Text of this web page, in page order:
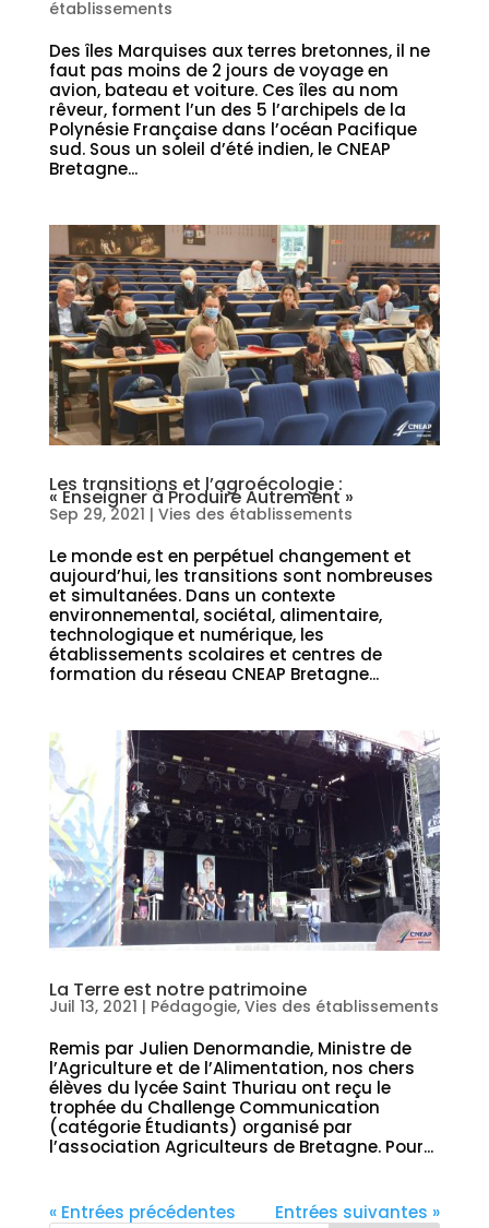
établissements
Des îles Marquises aux terres bretonnes, il ne
faut pas moins de 2 jours de voyage en
avion, bateau et voiture. Ces îles au nom
rêveur, forment l’un des 5 l’archipels de la
Polynésie Française dans l’océan Pacifique
sud. Sous un soleil d’été indien, le CNEAP
Bretagne...
Les transitions et l’agroécologie :
« Enseigner à Produire Autrement »
Sep 29, 2021 | Vies des établissements
Le monde est en perpétuel changement et
aujourd’hui, les transitions sont nombreuses
et simultanées. Dans un contexte
environnemental, sociétal, alimentaire,
technologique et numérique, les
établissements scolaires et centres de
formation du réseau CNEAP Bretagne...
La Terre est notre patrimoine
Juil 13, 2021 | Pédagogie, Vies des établissements
Remis par Julien Denormandie, Ministre de
l’Agriculture et de l’Alimentation, nos chers
élèves du lycée Saint Thuriau ont reçu le
trophée du Challenge Communication
(catégorie Étudiants) organisé par
l’association Agriculteurs de Bretagne. Pour...
« Entrées précédentes Entrées suivantes »